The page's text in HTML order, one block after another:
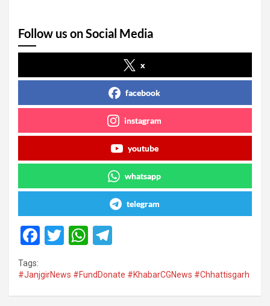
Follow us on Social Media
x
facebook
instagram
youtube
whatsapp
telegram
F
ce
b
T
tt
er
W
at
s
e
gr
Tags:
#JanjgirNews #FundDonate #KhabarCGNews #Chhattisgarh